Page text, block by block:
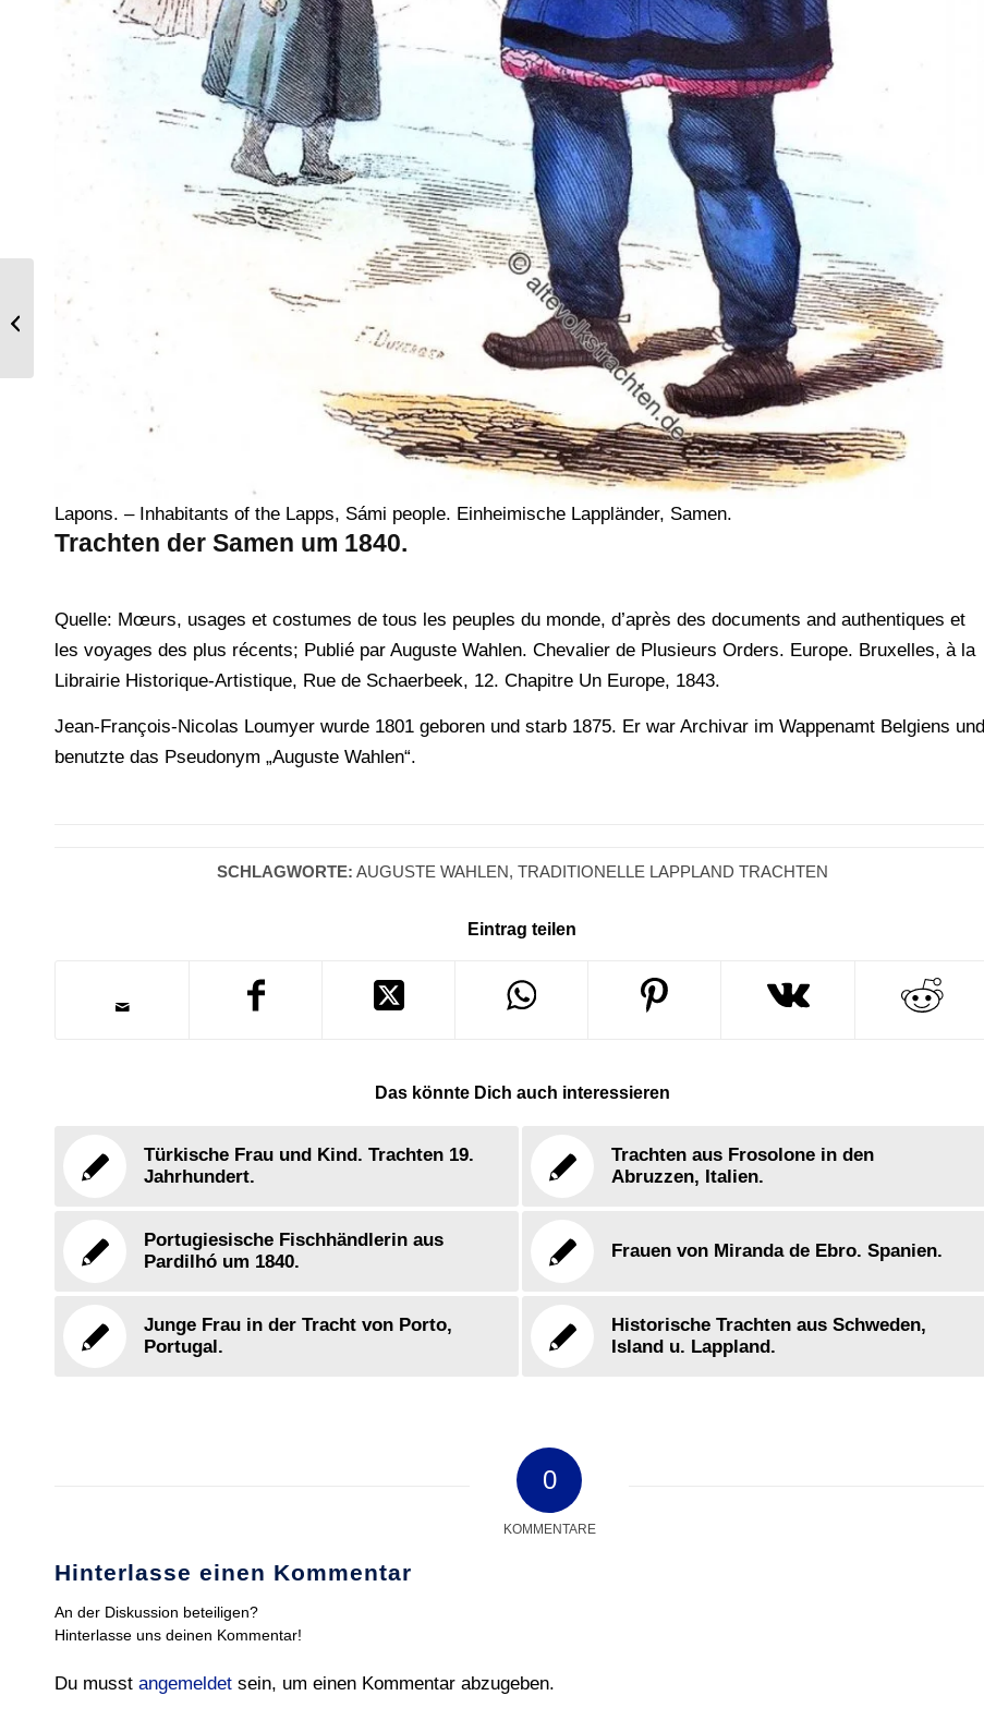
Lapons. – Inhabitants of the Lapps, Sámi people. Einheimische Lappländer, Samen.
Trachten der Samen um 1840.
Quelle: Mœurs, usages et costumes de tous les peuples du monde, d’après des documents and authentiques et
les voyages des plus récents; Publié par Auguste Wahlen. Chevalier de Plusieurs Orders. Europe. Bruxelles, à la
Librairie Historique-Artistique, Rue de Schaerbeek, 12. Chapitre Un Europe, 1843.
Jean-François-Nicolas Loumyer wurde 1801 geboren und starb 1875. Er war Archivar im Wappenamt Belgiens und
benutzte das Pseudonym „Auguste Wahlen“.
SCHLAGWORTE: AUGUSTE WAHLEN, TRADITIONELLE LAPPLAND TRACHTEN
Eintrag teilen
Das könnte Dich auch interessieren
Türkische Frau und Kind. Trachten 19.
Jahrhundert.
Trachten aus Frosolone in den
Abruzzen, Italien.
Portugiesische Fischhändlerin aus
Pardilhó um 1840.
Frauen von Miranda de Ebro. Spanien.
Junge Frau in der Tracht von Porto,
Portugal.
Historische Trachten aus Schweden,
Island u. Lappland.
0
KOMMENTARE
Hinterlasse einen Kommentar
An der Diskussion beteiligen?
Hinterlasse uns deinen Kommentar!
Du musst angemeldet sein, um einen Kommentar abzugeben.
Deutsche Bürgerin und Bürger in